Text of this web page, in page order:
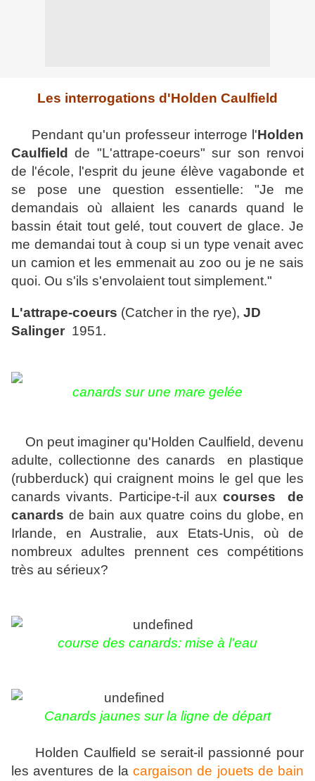
Les interrogations d'Holden Caulfield
Pendant qu'un professeur interroge l'Holden
Caulfield
de "L'attrape-coeurs" sur son renvoi
de l'école, l'esprit du jeune élève vagabonde et
se pose une question essentielle: "Je me
demandais où allaient les canards quand le
bassin était tout gelé, tout couvert de glace. Je
me demandai tout à coup si un type venait avec
un camion et les emmenait au zoo ou je ne sais
quoi. Ou s'ils s'envolaient tout simplement."
L'attrape-coeurs (Catcher in the rye), JD
Salinger 1951.
canards sur une mare gelée
On peut imaginer qu'Holden Caulfield, devenu
adulte, collectionne des canards en plastique
(rubberduck) qui craignent moins le gel que les
canards vivants. Participe-t-il auxcourses de
canards de bain aux quatre coins du globe, en
Irlande, en Australie, aux Etats-Unis, où de
nombreux adultes prennent ces compétitions
très au sérieux?
course des canards: mise à l'eau
Canards jaunes sur la ligne de départ
Holden Caulfield se serait-il passionné pour
les aventures de la cargaison de jouets de bain